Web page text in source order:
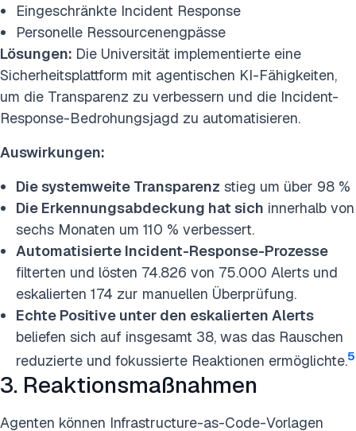
Eingeschränkte Incident Response
Personelle Ressourcenengpässe
Lösungen: Die Universität implementierte eine
Sicherheitsplattform mit agentischen KI-Fähigkeiten,
um die Transparenz zu verbessern und die Incident-
Response-Bedrohungsjagd zu automatisieren.
Auswirkungen:
Die systemweite Transparenz stieg um über 98 %
Die Erkennungsabdeckung hat sich innerhalb von
sechs Monaten um 110 % verbessert.
Automatisierte Incident-Response-Prozesse
filterten und lösten 74.826 von 75.000 Alerts und
eskalierten 174 zur manuellen Überprüfung.
Echte Positive unter den eskalierten Alerts
beliefen sich auf insgesamt 38, was das Rauschen
reduzierte und fokussierte Reaktionen ermöglichte.5
3. Reaktionsmaßnahmen
Agenten können Infrastructure-as-Code-Vorlagen